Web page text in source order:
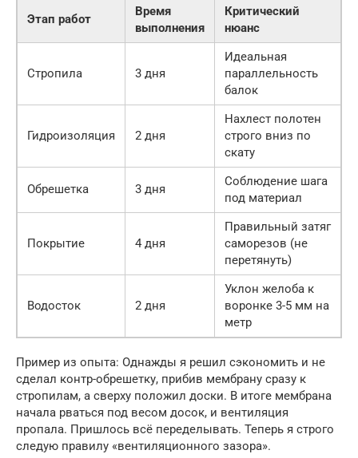
Этап работ
Время
выполнения
Критический
нюанс
Стропила 3 дня
Идеальная
параллельность
балок
Гидроизоляция 2 дня
Нахлест полотен
строго вниз по
скату
Обрешетка 3 дня
Соблюдение шага
под материал
Покрытие 4 дня
Правильный затяг
саморезов (не
перетянуть)
Водосток 2 дня
Уклон желоба к
воронке 3-5 мм на
метр
Пример из опыта: Однажды я решил сэкономить и не
сделал контр-обрешетку, прибив мембрану сразу к
стропилам, а сверху положил доски. В итоге мембрана
начала рваться под весом досок, и вентиляция
пропала. Пришлось всё переделывать. Теперь я строго
следую правилу «вентиляционного зазора».